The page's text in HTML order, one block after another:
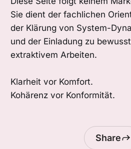
Sie dient der fachlichen
der Klärung von System-
und der Einladung zu
extraktivem Arbeiten.
Klarheit vor Komfort.
Kohärenz vor Konformität.
Share